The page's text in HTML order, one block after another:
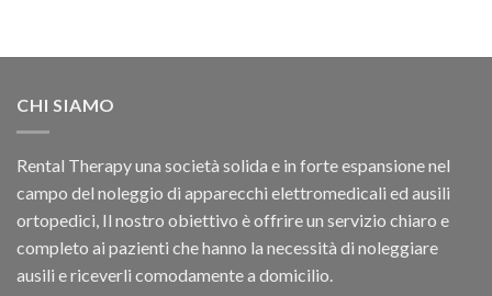
CHI SIAMO
Rental Therapy una società solida e in forte espansione nel
campo del noleggio di apparecchi elettromedicali ed ausili
ortopedici, Il nostro obiettivo è offrire un servizio chiaro e
completo ai pazienti che hanno la necessità di noleggiare
ausili e riceverli comodamente a domicilio.